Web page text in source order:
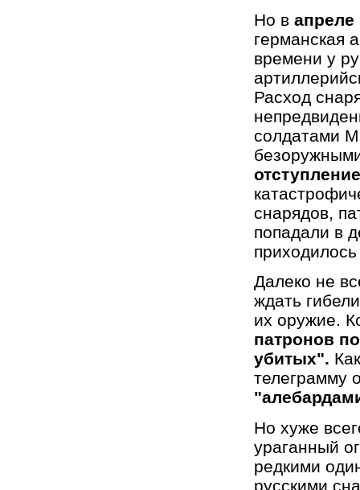
Но в апреле
германская
времени у
Расход
солдатами
снарядов,
попадали в
Далеко не
ждать
их оружие.
патронов
убитых".
телеграмму
Но хуже
ураганный
редкими
русскими